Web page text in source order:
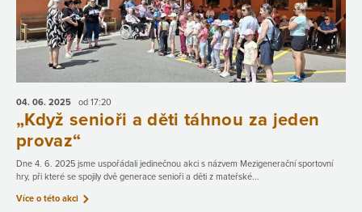
04. 06. 2025 od 17:20
„Když senioři a děti táhnou za jeden
provaz“
Dne 4. 6. 2025 jsme uspořádali jedinečnou akci s názvem Mezigenerační sportovní
hry, při které se spojily dvě generace senioři a děti z mateřské...
Více o této akci